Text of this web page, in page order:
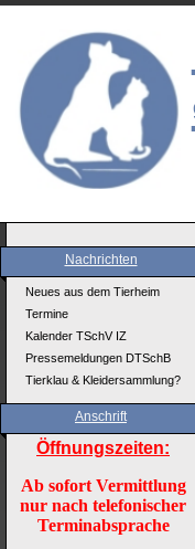
Nachrichten
Neues aus dem Tierheim
Termine
Kalender TSchV IZ
Pressemeldungen DTSchB
Tierklau & Kleidersammlung?
Anschrift
Öffnungszeiten:
Ab sofort Vermittlung
nur nach telefonischer
Terminabsprache